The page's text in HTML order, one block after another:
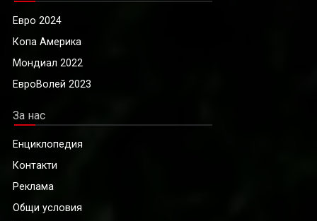
Евро 2024
Копа Америка
Мондиал 2022
ЕвроВолей 2023
За нас
Енциклопедия
Контакти
Реклама
Общи условия